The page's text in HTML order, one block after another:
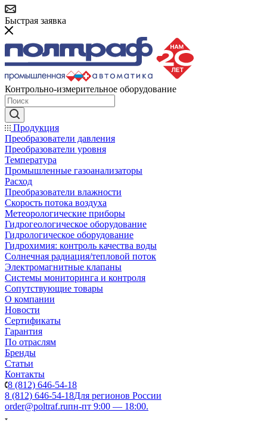
Быстрая заявка
Контрольно-измерительное оборудование
Продукция
Преобразователи давления
Преобразователи уровня
Температура
Промышленные газоанализаторы
Расход
Преобразователи влажности
Скорость потока воздуха
Метеорологические приборы
Гидрогеологическое оборудование
Гидрологическое оборудование
Гидрохимия: контроль качества воды
Солнечная радиация/тепловой поток
Электромагнитные клапаны
Системы мониторинга и контроля
Сопутствующие товары
О компании
Новости
Сертификаты
Гарантия
По отраслям
Бренды
Статьи
Контакты
8 (812) 646-54-18
8 (812) 646-54-18Для регионов России
order@poltraf.ruпн-пт 9:00 — 18:00.